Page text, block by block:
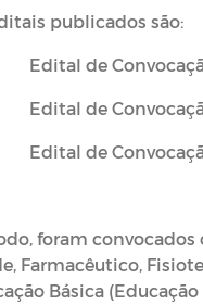
publicados são:
Edital de
Edital de
Edital de
foram
Farmacêutico,
Básica